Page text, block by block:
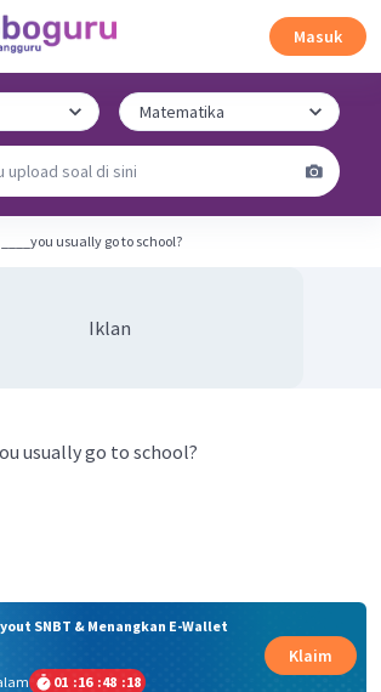
Masuk
usually go to school?
Iklan
usually go to school?
SNBT & Menangkan E-Wallet
01 :16 :48 :18
Klaim